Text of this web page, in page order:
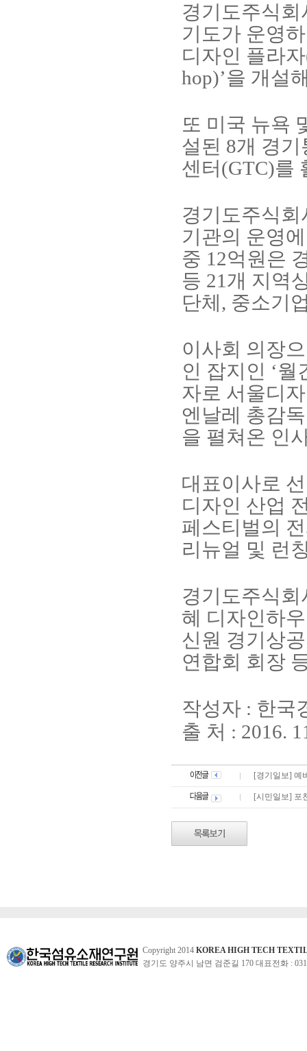
경기도주식
기도가 운영
디자인 플라자
hop)’을 개설
또 미국 뉴욕
설된 8개 경
센터(GTC)를
경기도주식
기관의 운영
중 12억원은
등 21 개 지역
단체, 중소기
이사회 의장
인 잡지인 ‘월
자로 서울디
엔날레 총감
을 펼쳐온 인
대표이사로
디자인 산업
페스티벌의
리뉴얼 및 런
경기도주식
혜 디자인하
신원 경기상
연합회 회장
작성자 : 한국
출 처 : 2016.
[경기일보] 예
[시민일보] 포
Copyright 2014 KOREA HIGH TECH
경기도 양주시 남면 검준길 170 대표전화 :